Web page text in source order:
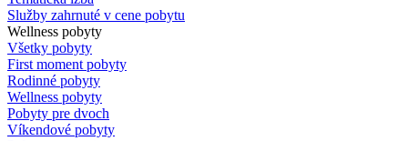
Služby zahrnuté v cene pobytu
Wellness pobyty
Všetky pobyty
First moment pobyty
Rodinné pobyty
Wellness pobyty
Pobyty pre dvoch
Víkendové pobyty